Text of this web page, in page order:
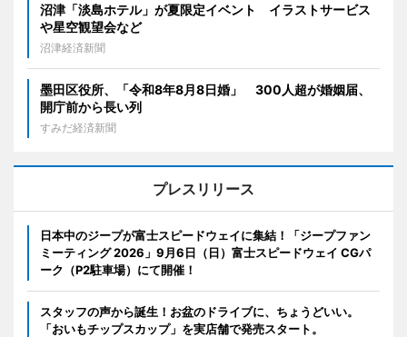
沼津「淡島ホテル」が夏限定イベント イラストサービス
や星空観望会など
沼津経済新聞
墨田区役所、「令和8年8月8日婚」 300人超が婚姻届、
開庁前から長い列
すみだ経済新聞
プレスリリース
日本中のジープが富士スピードウェイに集結！「ジープファン
ミーティング 2026」9月6日（日）富士スピードウェイ CGパ
ーク（P2駐車場）にて開催！
スタッフの声から誕生！お盆のドライブに、ちょうどいい。
「おいもチップスカップ」を実店舗で発売スタート。